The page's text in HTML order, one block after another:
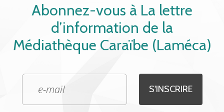
Abonnez-vous à La lettre
d’information de la
Médiathèque Caraïbe (Laméca)